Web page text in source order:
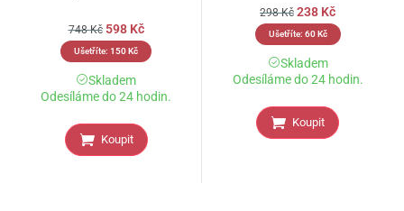
748Kč 598 Kč
Ušetříte: 150Kč
Skladem
Odesíláme do 24 hodin.
Koupit
298Kč 238 Kč
Ušetříte: 60Kč
Skladem
Odesíláme do 24 hodin.
Koupit